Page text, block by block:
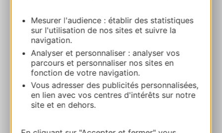
Mesurer l'audience : établir des statistiques
sur l'utilisation de nos sites et suivre la
navigation.
Analyser et personnaliser : analyser vos
parcours et personnaliser nos sites en
fonction de votre navigation.
Vous adresser des publicités personnalisées,
en lien avec vos centres d'intérêts sur notre
site et en dehors.